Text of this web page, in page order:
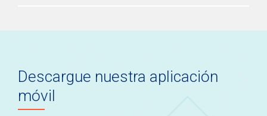
Descargue nuestra aplicación
móvil